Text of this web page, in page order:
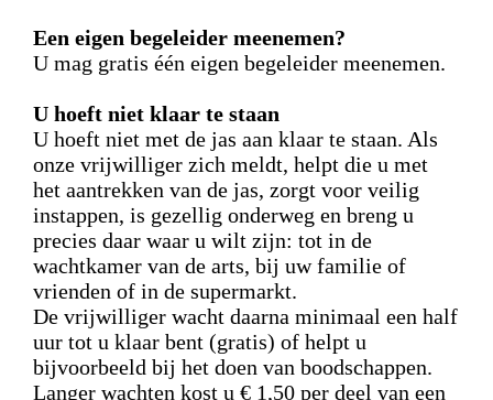
Een eigen begeleider meenemen?
U mag gratis één eigen begeleider meenemen.
U hoeft niet klaar te staan
U hoeft niet met de jas aan klaar te staan. Als
onze vrijwilliger zich meldt, helpt die u met
het aantrekken van de jas, zorgt voor veilig
instappen, is gezellig onderweg en breng u
precies daar waar u wilt zijn: tot in de
wachtkamer van de arts, bij uw familie of
vrienden of in de supermarkt.
De vrijwilliger wacht daarna minimaal een half
uur tot u klaar bent (gratis) of helpt u
bijvoorbeeld bij het doen van boodschappen.
Langer wachten kost u € 1,50 per deel van een